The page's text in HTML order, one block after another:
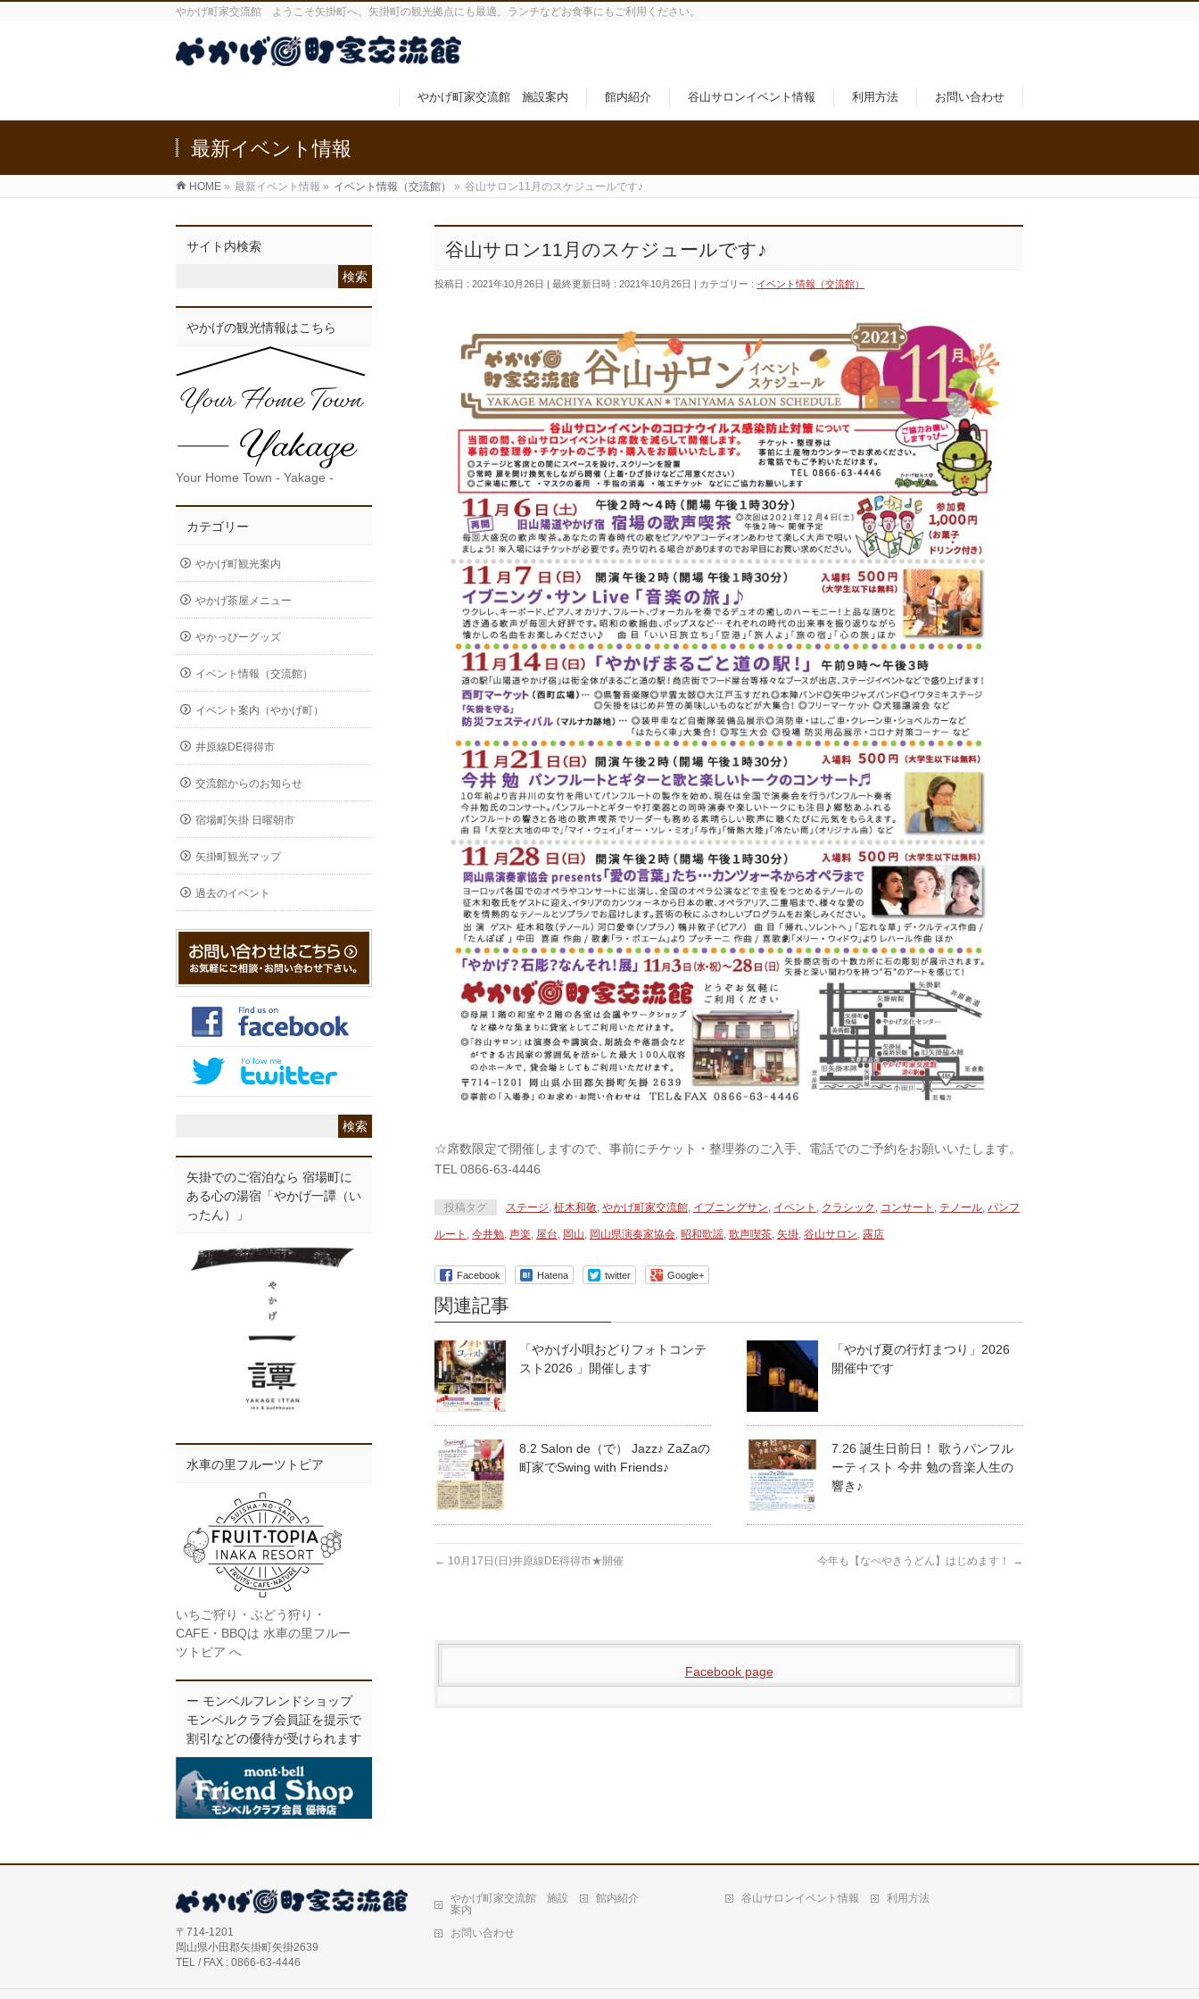
やかげ町家交流館 ようこそ矢掛町へ。矢掛町の観光拠点にも最適。ランチなどお食事にもご利用ください。
やかげ町家交流館 施設案内 館内紹介 谷山サロンイベント情報 利用方法 お問い合わせ
最新イベント情報
HOME » 最新イベント情報 » イベント情報（交流館） » 谷山サロン11月のスケジュールです♪
谷山サロン11月のスケジュールです♪
投稿日 : 2021年10月26日 最終更新日時 : 2021年10月26日 カテゴリー : イベント情報（交流館）
☆席数限定で開催しますので、事前にチケット・整理券のご入手、電話でのご予約をお願いいたします。
TEL 0866-63-4446
投稿タグ ステージ, 柾木和敬, やかげ町家交流館, イブニングサン, イベント , クラシック , コンサート , テノール, パンフ
ルート , 今井勉, 声楽, 屋台, 岡山, 岡山県演奏家協会, 昭和歌謡, 歌声喫茶, 矢掛, 谷山サロン, 露店
Facebook Hatena twitter Google+
関連記事
「やかげ小唄おどりフォトコンテ
スト2026 」開催します
「やかげ夏の行灯まつり」2026
開催中です
8.2 Salon de（で） Jazz♪ ZaZaの
町家でSwing with Friends♪
7.26 誕生日前日！ 歌うパンフル
ーティスト 今井 勉の音楽人生の
響き♪
← 10月17日(日)井原線DE得得市★開催 今年も【なべやきうどん】はじめます！ →
Facebook page
サイト内検索
やかげの観光情報はこちら
Your Home Town - Yakage -
カテゴリー
やかげ町観光案内
やかげ茶屋メニュー
やかっぴーグッズ
イベント情報（交流館）
イベント案内（やかげ町）
井原線DE得得市
交流館からのお知らせ
宿場町矢掛 日曜朝市
矢掛町観光マップ
過去のイベント
矢掛でのご宿泊なら 宿場町に
ある心の湯宿「やかげ一譚（い
ったん）」
水車の里フルーツトピア
いちご狩り・ぶどう狩り・
CAFE・BBQは 水車の里フルー
ツトピア へ
ー モンベルフレンドショップ
モンベルクラブ会員証を提示で
割引などの優待が受けられます
〒714-1201
岡山県小田郡矢掛町矢掛2639
TEL / FAX : 0866-63-4446
やかげ町家交流館 施設
案内
館内紹介 谷山サロンイベント情報 利用方法
お問い合わせ